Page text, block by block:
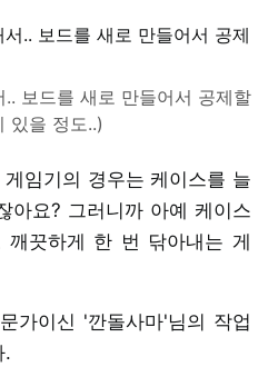
보드를 새로 만들어서 공제할
있을 정도..)
임기의 경우는 케이스를 늘
아요? 그러니까 아예 케이스
끗하게 한 번 닦아내는 게
가이신 '깐돌사마'님의 작업
.